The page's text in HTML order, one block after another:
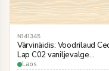
N141345
Värvinäidis: Voodrilaud
Lap C02 vaniljevalge
3600×190 mm
Laos